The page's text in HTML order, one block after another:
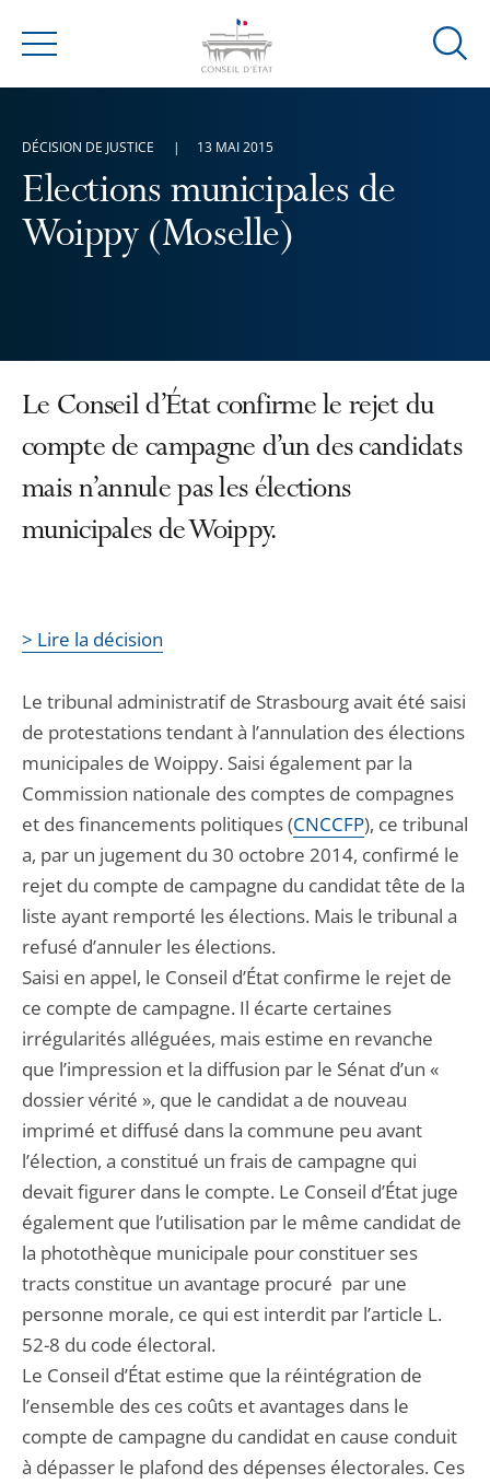
Menu
Ouvrir
Elections municipales de
Woippy (Moselle)
DÉCISION DE JUSTICE 13 MAI 2015
Le Conseil d’État confirme le rejet du
compte de campagne d’un des candidats
mais n’annule pas les élections
municipales de Woippy.
> Lire la décision
Le tribunal administratif de Strasbourg avait été saisi
de protestations tendant à l’annulation des élections
municipales de Woippy. Saisi également par la
Commission nationale des comptes de compagnes
et des financements politiques (CNCCFP), ce tribunal
a, par un jugement du 30 octobre 2014, confirmé le
rejet du compte de campagne du candidat tête de la
liste ayant remporté les élections. Mais le tribunal a
refusé d’annuler les élections.
Saisi en appel, le Conseil d’État confirme le rejet de
ce compte de campagne. Il écarte certaines
irrégularités alléguées, mais estime en revanche
que l’impression et la diffusion par le Sénat d’un «
dossier vérité », que le candidat a de nouveau
imprimé et diffusé dans la commune peu avant
l’élection, a constitué un frais de campagne qui
devait figurer dans le compte. Le Conseil d’État juge
également que l’utilisation par le même candidat de
la photothèque municipale pour constituer ses
tracts constitue un avantage procuré par une
personne morale, ce qui est interdit par l’article L.
52-8 du code électoral.
Le Conseil d’État estime que la réintégration de
l’ensemble des ces coûts et avantages dans le
compte de campagne du candidat en cause conduit
à dépasser le plafond des dépenses électorales. Ces